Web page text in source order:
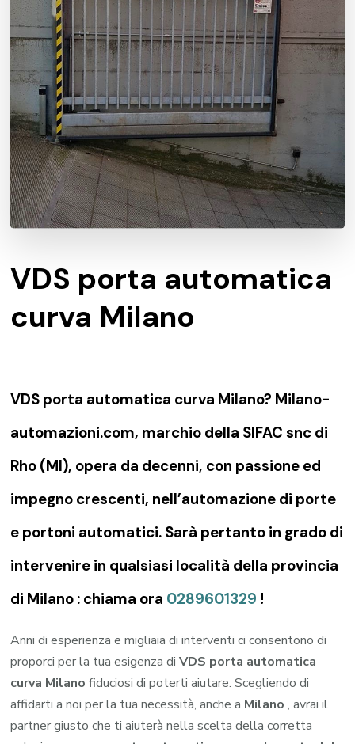
VDS porta automatica
curva Milano
VDS porta automatica curva Milano? Milano-
automazioni.com, marchio della SIFAC snc di
Rho (MI), opera da decenni, con passione ed
impegno crescenti, nell’automazione di porte
e portoni automatici. Sarà pertanto in grado di
intervenire in qualsiasi località della provincia
di Milano : chiama ora 0289601329 !
Anni di esperienza e migliaia di interventi ci consentono di
proporci per la tua esigenza diVDS porta automatica
curva Milano fiduciosi di poterti aiutare. Scegliendo di
affidarti a noi per la tua necessità, anche a Milano, avrai il
partner giusto che ti aiuterà nella scelta della corretta